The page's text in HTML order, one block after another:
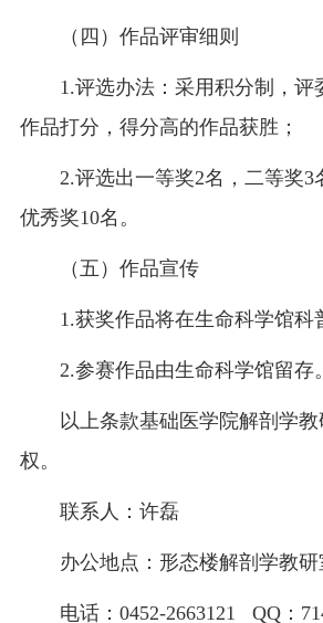
（四）作品评审细则
1.评选办法：采用积分制，评
作品打分，得分高的作品获胜；
2.评选出一等奖2名，二等奖3
优秀奖10名。
（五）作品宣传
1.获奖作品将在生命科学馆科
2.参赛作品由生命科学馆留存。
以上条款基础医学院解剖学
权。
联系人：许磊
办公地点：形态楼解剖学教研
电话：0452-2663121 QQ：